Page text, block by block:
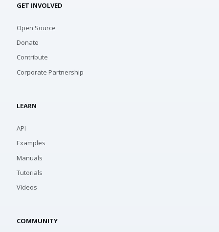
GET INVOLVED
Open Source
Donate
Contribute
Corporate Partnership
LEARN
API
Examples
Manuals
Tutorials
Videos
COMMUNITY